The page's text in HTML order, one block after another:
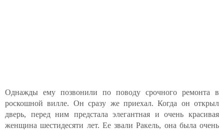
Однажды ему позвонили по поводу срочного ремонта в
роскошной вилле. Он сразу же приехал. Когда он открыл
дверь, перед ним предстала элегантная и очень красивая
женщина шестидесяти лет. Ее звали Ракель, она была очень